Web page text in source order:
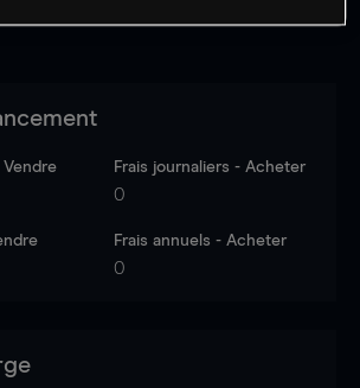
Vendre Frais journaliers - Acheter
0
Frais annuels - Acheter
0